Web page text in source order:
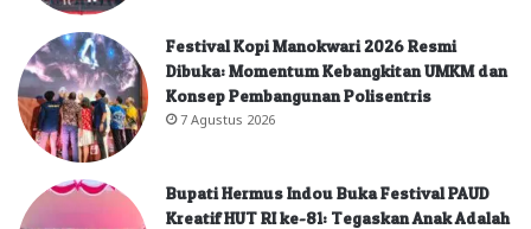
Festival Kopi Manokwari 2026 Resmi
Dibuka: Momentum Kebangkitan UMKM dan
Konsep Pembangunan Polisentris
7 Agustus 2026
Bupati Hermus Indou Buka Festival PAUD
Kreatif HUT RI ke-81: Tegaskan Anak Adalah